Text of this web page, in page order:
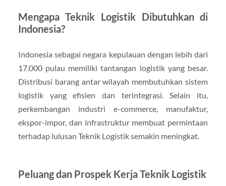
Mengapa Teknik Logistik Dibutuhkan di
Indonesia?
Indonesia sebagai negara kepulauan dengan lebih dari
17.000 pulau memiliki tantangan logistik yang besar.
Distribusi barang antar wilayah membutuhkan sistem
logistik yang efisien dan terintegrasi. Selain itu,
perkembangan industri e-commerce, manufaktur,
ekspor-impor, dan infrastruktur membuat permintaan
terhadap lulusan Teknik Logistik semakin meningkat.
Peluang dan Prospek Kerja Teknik Logistik